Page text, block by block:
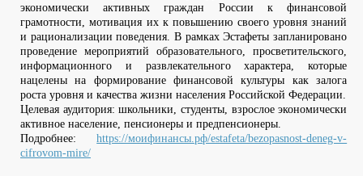
экономически активных граждан России к финансовой
грамотности, мотивация их к повышению своего уровня знаний
и рационализации поведения. В рамках Эстафеты запланировано
проведение мероприятий образовательного, просветительского,
информационного и развлекательного характера, которые
нацелены на формирование финансовой культуры как залога
роста уровня и качества жизни населения Российской Федерации.
Целевая аудитория: школьники, студенты, взрослое экономически
активное население, пенсионеры и предпенсионеры.
Подробнее:https://моифинансы.рф/estafeta/bezopasnost-deneg-v-
cifrovom-mire/